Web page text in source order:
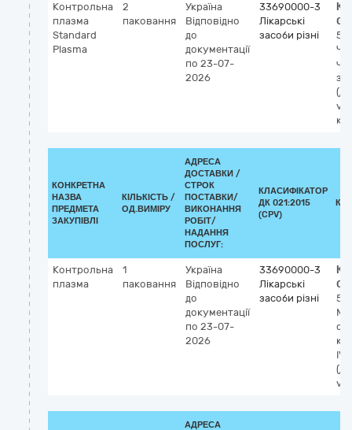
Контрольна
плазма
Standard
Plasma
2
паковання
Україна
Відповідно
до
документації
по 23-07-
2026
33690000-3
Лікарські
засоби різні
КОНКРЕТНА
НАЗВА
ПРЕДМЕТА
ЗАКУПІВЛІ
КІЛЬКІСТЬ /
ОД.ВИМІРУ
АДРЕСА
ДОСТАВКИ /
СТРОК
ПОСТАВКИ/
ВИКОНАННЯ
РОБІТ/
НАДАННЯ
ПОСЛУГ:
КЛАСИФІКАТОР
ДК 021:2015
(CPV)
Контрольна
плазма
1
паковання
Україна
Відповідно
до
документації
по 23-07-
2026
33690000-3
Лікарські
засоби різні
IVD
АДРЕСА